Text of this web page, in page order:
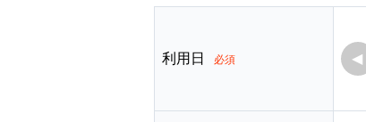
利用日 必須 ◀